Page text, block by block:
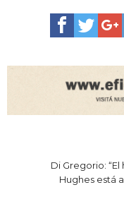
Di Gregorio:
Hughes está